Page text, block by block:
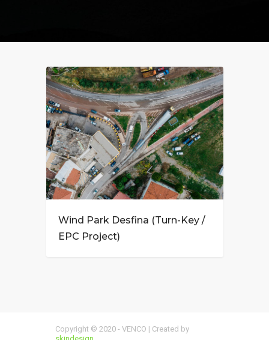
Wind Park Desfina (Turn-Key /
EPC Project)
Copyright © 2020 - VENCO | Created by